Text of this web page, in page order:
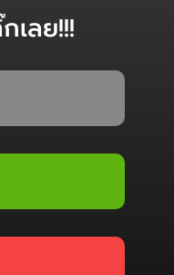
เลย!!!